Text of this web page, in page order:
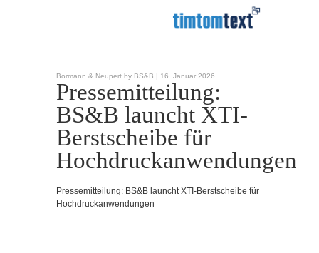
Bormann & Neupert by BS&B | 16. Januar 2026
Pressemitteilung:
BS&B launcht XTI-
Berstscheibe für
Hochdruckanwendungen
Pressemitteilung: BS&B launcht XTI-Berstscheibe für
Hochdruckanwendungen